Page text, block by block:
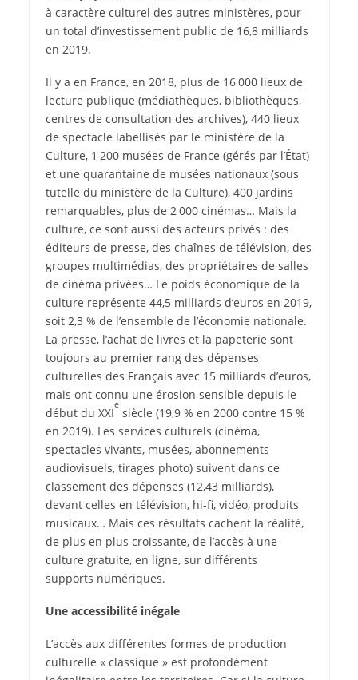
à caractère culturel des autres ministères, pour
un total d’investissement public de 16,8 milliards
en 2019.
Il y a en France, en 2018, plus de 16 000 lieux de
lecture publique (médiathèques, bibliothèques,
centres de consultation des archives), 440 lieux
de spectacle labellisés par le ministère de la
Culture, 1 200 musées de France (gérés par l’État)
et une quarantaine de musées nationaux (sous
tutelle du ministère de la Culture), 400 jardins
remarquables, plus de 2 000 cinémas… Mais la
culture, ce sont aussi des acteurs privés : des
éditeurs de presse, des chaînes de télévision, des
groupes multimédias, des propriétaires de salles
de cinéma privées… Le poids économique de la
culture représente 44,5 milliards d’euros en 2019,
soit 2,3 % de l’ensemble de l’économie nationale.
La presse, l’achat de livres et la papeterie sont
toujours au premier rang des dépenses
culturelles des Français avec 15 milliards d’euros,
mais ont connu une érosion sensible depuis le
début du XXI
e
siècle (19,9 % en 2000 contre 15 %
en 2019). Les services culturels (cinéma,
spectacles vivants, musées, abonnements
audiovisuels, tirages photo) suivent dans ce
classement des dépenses (12,43 milliards),
devant celles en télévision, hi-fi, vidéo, produits
musicaux… Mais ces résultats cachent la réalité,
de plus en plus croissante, de l’accès à une
culture gratuite, en ligne, sur différents
supports numériques.
Une accessibilité inégale
L’accès aux différentes formes de production
culturelle « classique » est profondément